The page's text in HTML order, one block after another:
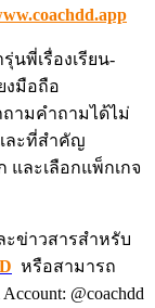
นพี่เรื่องเรียน-
งมือถือ
ถามคำถามได้ไม่
ละที่สำคัญ
และเลือกแพ็กเกจ
ข่าวสารสำหรับ
หรือสามารถ
@coachdd